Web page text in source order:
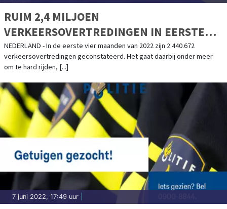
RUIM 2,4 MILJOEN
VERKEERSOVERTREDINGEN IN EERSTE
VIER MAANDEN 2022
NEDERLAND - In de eerste vier maanden van 2022 zijn 2.440.672
verkeersovertredingen geconstateerd. Het gaat daarbij onder meer
om te hard rijden, [...]
7 juni 2022, 17:49 uur